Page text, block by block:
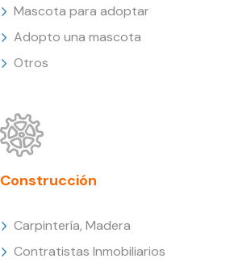
Mascota para adoptar
Adopto una mascota
Otros
Construcción
Carpintería, Madera
Contratistas Inmobiliarios